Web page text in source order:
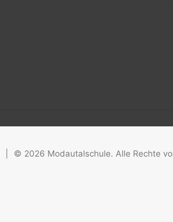
© 2026 Modautalschule. Alle Rechte